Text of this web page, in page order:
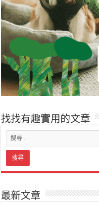
找找有趣實用的文章
最新文章